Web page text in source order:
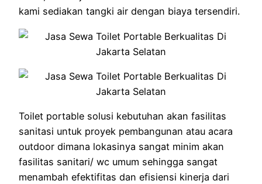
kami sediakan tangki air dengan biaya tersendiri.
Toilet portable solusi kebutuhan akan fasilitas
sanitasi untuk proyek pembangunan atau acara
outdoor dimana lokasinya sangat minim akan
fasilitas sanitari/ wc umum sehingga sangat
menambah efektifitas dan efisiensi kinerja dari